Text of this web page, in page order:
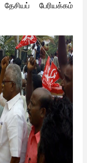
பேரியக்கம்